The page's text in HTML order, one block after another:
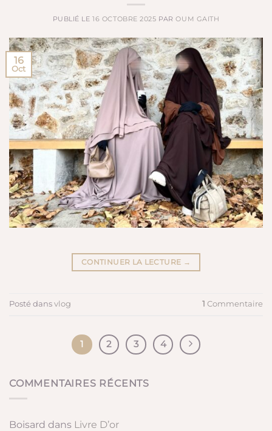
PUBLIÉ LE16 OCTOBRE 2025 PAROUM GAITH
16
Oct
CONTINUER LA LECTURE →
Posté dans vlog 1 Commentaire
1 2 3 4
COMMENTAIRES RÉCENTS
Boisard dans Livre D’or